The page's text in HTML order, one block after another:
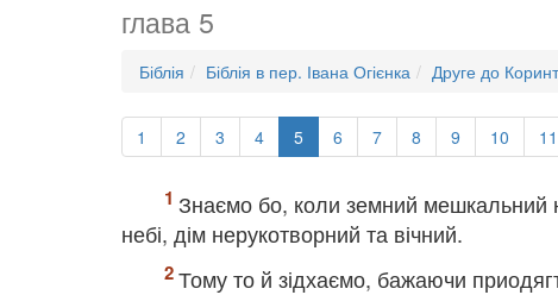
глава 5
Біблія Біблія в пер. Івана Огієнка Друге до
1 2 3 4 5 6 7 8 9 10 11
Знаємо бо, коли земний мешкальний
небі, дім нерукотворний та вічний.
Тому то й зідхаємо, бажаючи